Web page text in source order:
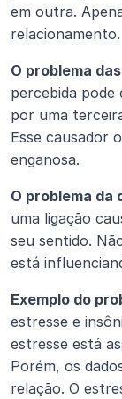
em outra.
relacionamento.
O problema
percebida pode
por uma
Esse causador
enganosa.
O problema da
uma ligação
seu sentido.
está
Exemplo do
estresse e
estresse está
Porém, os
relação. O